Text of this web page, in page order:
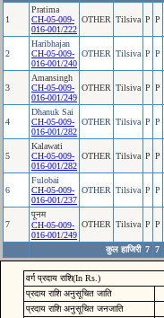
1
Pratima
CH-05-009-
016-001/222
OTHER Tilsiva P P
2
Haribhajan
CH-05-009-
016-001/240
OTHER Tilsiva P P
3
Amansingh
CH-05-009-
016-001/249
OTHER Tilsiva P P
4
Dhanuk Sai
CH-05-009-
016-001/282
OTHER Tilsiva P P
5
Kalawati
CH-05-009-
016-001/282
OTHER Tilsiva P P
6
Fulobai
CH-05-009-
016-001/237
OTHER Tilsiva P P
7
पूनम
CH-05-009-
016-001/249
OTHER Tilsiva P P
कुल हाजिरी 7 7
वर्ग प्रदाय राशि(In Rs.)
प्रदाय राशि अनुसूचित जाति
प्रदाय राशि अनुसूचित जनजाति